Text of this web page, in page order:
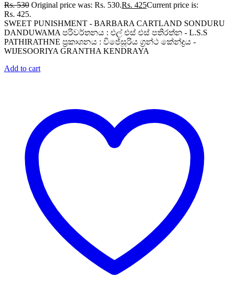
Rs.530 Original price was: Rs. 530.Rs. 425Current price is:
Rs. 425.
SWEET PUNISHMENT - BARBARA CARTLAND SONDURU
DANDUWAMA පරිවර්තනය : එල් එස් එස් පතිරත්න - L.S.S
PATHIRATHNE ප්‍රකාශනය : විජේසූරිය ග්‍රන්ථ කේන්ද්‍රය -
WIJESOORIYA GRANTHA KENDRAYA
Add to cart